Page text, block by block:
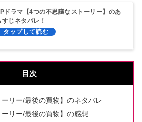
ドラマ【4つの不思議なストーリー】のあ
すじネタバレ！
目次
ーリー/最後の買物】のネタバレ
ーリー/最後の買物】の感想